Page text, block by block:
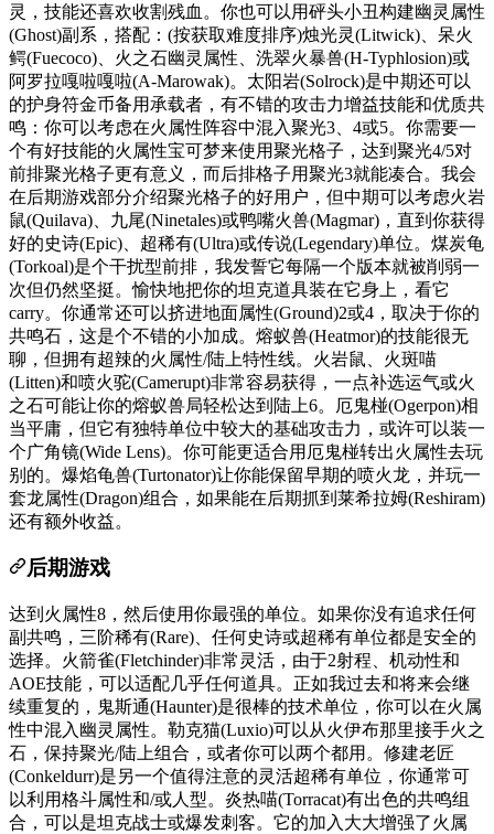
灵，技能还喜欢收割残血。你也可以用砰头小丑构建幽灵属性
(Ghost)副系，搭配：(按获取难度排序)烛光灵(Litwick)、呆火
鳄(Fuecoco)、火之石幽灵属性、洗翠火暴兽(H-Typhlosion)或
阿罗拉嘎啦嘎啦(A-Marowak)。太阳岩(Solrock)是中期还可以
的护身符金币备用承载者，有不错的攻击力增益技能和优质共
鸣：你可以考虑在火属性阵容中混入聚光3、4或5。你需要一
个有好技能的火属性宝可梦来使用聚光格子，达到聚光4/5对
前排聚光格子更有意义，而后排格子用聚光3就能凑合。我会
在后期游戏部分介绍聚光格子的好用户，但中期可以考虑火岩
鼠(Quilava)、九尾(Ninetales)或鸭嘴火兽(Magmar)，直到你获得
好的史诗(Epic)、超稀有(Ultra)或传说(Legendary)单位。煤炭龟
(Torkoal)是个干扰型前排，我发誓它每隔一个版本就被削弱一
次但仍然坚挺。愉快地把你的坦克道具装在它身上，看它
carry。你通常还可以挤进地面属性(Ground)2或4，取决于你的
共鸣石，这是个不错的小加成。熔蚁兽(Heatmor)的技能很无
聊，但拥有超辣的火属性/陆上特性线。火岩鼠、火斑喵
(Litten)和喷火驼(Camerupt)非常容易获得，一点补选运气或火
之石可能让你的熔蚁兽局轻松达到陆上6。厄鬼椪(Ogerpon)相
当平庸，但它有独特单位中较大的基础攻击力，或许可以装一
个广角镜(Wide Lens)。你可能更适合用厄鬼椪转出火属性去玩
别的。爆焰龟兽(Turtonator)让你能保留早期的喷火龙，并玩一
套龙属性(Dragon)组合，如果能在后期抓到莱希拉姆(Reshiram)
还有额外收益。
后期游戏
达到火属性8，然后使用你最强的单位。如果你没有追求任何
副共鸣，三阶稀有(Rare)、任何史诗或超稀有单位都是安全的
选择。火箭雀(Fletchinder)非常灵活，由于2射程、机动性和
AOE技能，可以适配几乎任何道具。正如我过去和将来会继
续重复的，鬼斯通(Haunter)是很棒的技术单位，你可以在火属
性中混入幽灵属性。勒克猫(Luxio)可以从火伊布那里接手火之
石，保持聚光/陆上组合，或者你可以两个都用。修建老匠
(Conkeldurr)是另一个值得注意的灵活超稀有单位，你通常可
以利用格斗属性和/或人型。炎热喵(Torracat)有出色的共鸣组
合，可以是坦克战士或爆发刺客。它的加入大大增强了火属